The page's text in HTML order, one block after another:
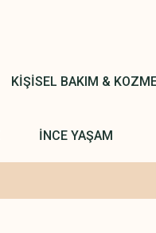
KİŞİSEL BAKIM &
İNCE YAŞAM